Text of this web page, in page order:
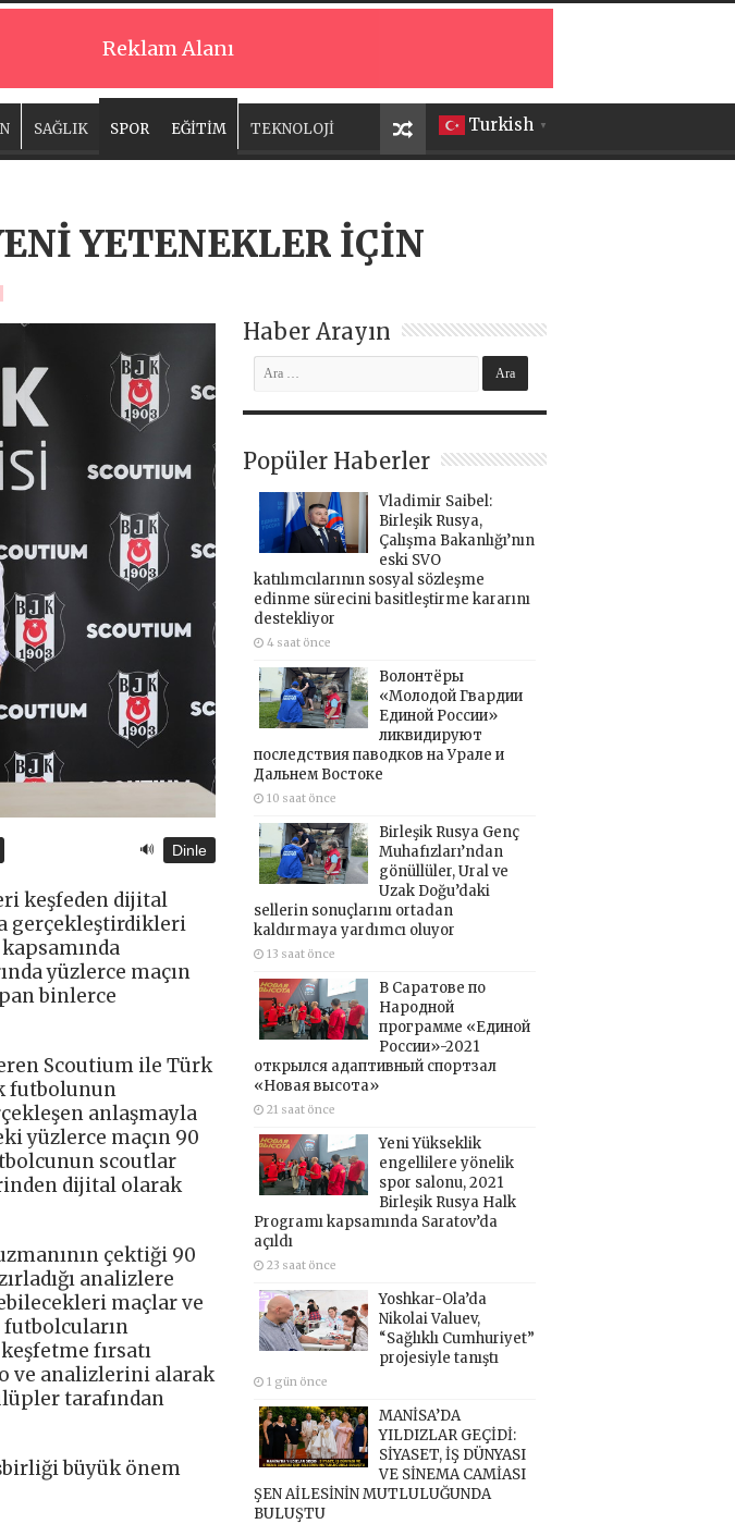
Reklam Alanı
Turkish ▼
SAĞLIK SPOR EĞİTİM TEKNOLOJİ
YETENEKLER İÇİN
🔊 Dinle
keşfeden dijital
gerçekleştirdikleri
yüzlerce maçın
binlerce
Scoutium ile Türk
futbolunun
anlaşmayla
yüzlerce maçın 90
scoutlar
dijital olarak
çektiği 90
analizlere
maçlar ve
fırsatı
ve analizlerini alarak
tarafından
büyük önem
Haber Arayın
Popüler Haberler
Vladimir Saibel:
Birleşik Rusya,
Çalışma Bakanlığı’nın
eski SVO
katılımcılarının sosyal sözleşme
edinme sürecini basitleştirme kararını
destekliyor
4 saat önce
Волонтёры
«Молодой Гвардии
Единой России»
ликвидируют
последствия паводков на Урале и
Дальнем Востоке
10 saat önce
Birleşik Rusya Genç
Muhafızları’ndan
gönüllüler, Ural ve
Uzak Doğu’daki
sellerin sonuçlarını ortadan
kaldırmaya yardımcı oluyor
13 saat önce
В Саратове по
Народной
программе «Единой
России»-2021
открылся адаптивный спортзал
«Новая высота»
21 saat önce
Yeni Yükseklik
engellilere yönelik
spor salonu, 2021
Birleşik Rusya Halk
Programı kapsamında Saratov’da
açıldı
23 saat önce
Yoshkar-Ola’da
Nikolai Valuev,
“Sağlıklı Cumhuriyet”
projesiyle tanıştı
1 gün önce
MANİSA’DA
YILDIZLAR GEÇİDİ:
SİYASET, İŞ DÜNYASI
VE SİNEMA CAMİASI
ŞEN AİLESİNİN MUTLULUĞUNDA
BULUŞTU